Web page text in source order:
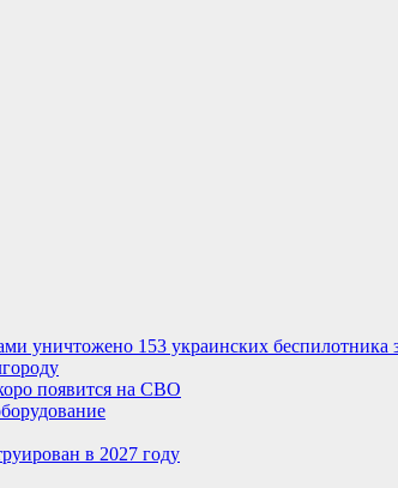
уничтожено 153 украинских беспилотника
появится на СВО
в 2027 году